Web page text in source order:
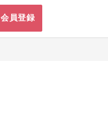
会員登録